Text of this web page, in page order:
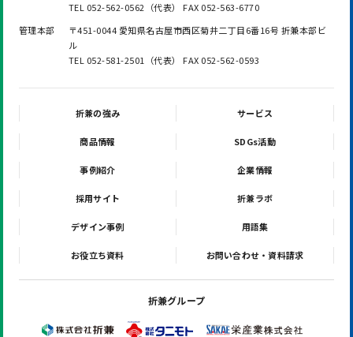
TEL 052-562-0562（代表） FAX 052-563-6770
管理本部
〒451-0044 愛知県名古屋市西区菊井二丁目6番16号 折兼本部ビ
ル
TEL 052-581-2501（代表） FAX 052-562-0593
折兼の強み サービス
商品情報 SDGs活動
事例紹介 企業情報
採用サイト 折兼ラボ
デザイン事例 用語集
お役立ち資料 お問い合わせ・資料請求
折兼グループ